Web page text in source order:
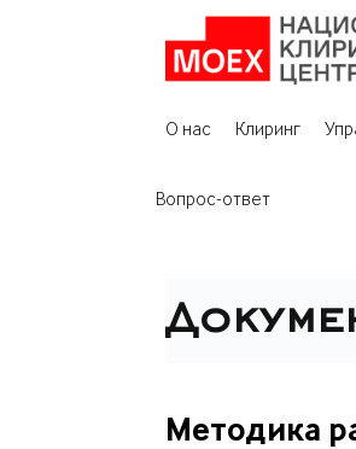
О нас Клиринг
Вопрос-ответ
Методика